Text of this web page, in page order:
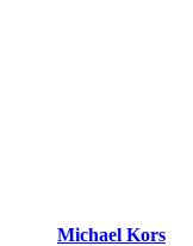
Michael Kors